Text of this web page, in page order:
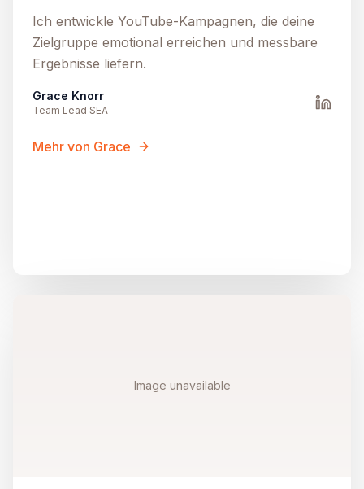
Ich entwickle YouTube-Kampagnen, die deine
Zielgruppe emotional erreichen und messbare
Ergebnisse liefern.
Grace Knorr
Team Lead SEA
Mehr von Grace
Image unavailable